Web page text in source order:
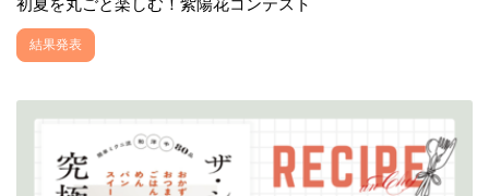
初夏を丸ごと楽しむ！紫陽花コンテスト
結果発表